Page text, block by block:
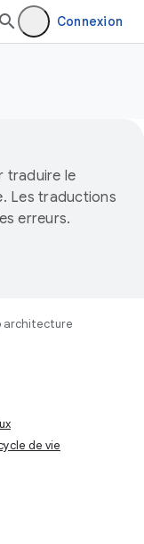
Connexion
traduire le
Les traductions
erreurs.
architecture
de vie